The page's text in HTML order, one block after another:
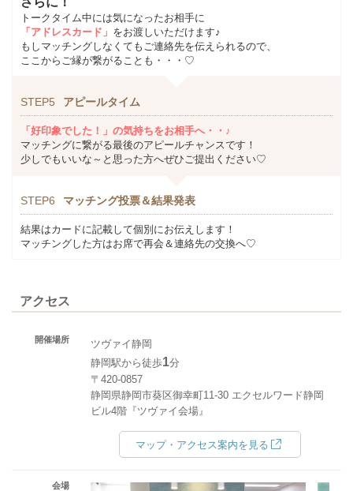
トークタイム中には気になったお相手に
「アドレスカード」 をお渡しいただけます♪
もしマッチングしなくてもご連絡先を伝えられるので、
ここからご縁が繋がることも・・・♡
STEP5 アピールタイム
「好印象でした！」の気持ちをお相手へ・・♪
マッチングに繋がる最後のアピールチャンスです！
少しでもいいな～と思った方へぜひご提出ください♡
STEP6 マッチング投票＆結果発表
結果はカードに記載して個別にお伝えします！
マッチングした方はお席で再会＆連絡先の交換へ♡
アクセス
開催場所
ツヴァイ静岡
静岡駅から徒歩1分
〒420-0857
静岡県静岡市葵区御幸町11-30 エクセルワード静岡
ビル4階『ツヴァイ会場』
マップ・アクセス案内を見る
会場